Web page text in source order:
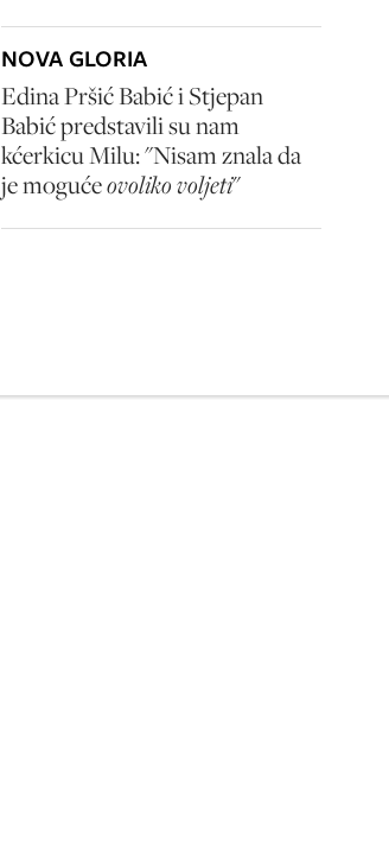
NOVA GLORIA
Edina Pršić Babić i Stjepan
Babić predstavili su nam
kćerkicu Milu: "Nisam znala da
je mogućeovoliko voljeti"